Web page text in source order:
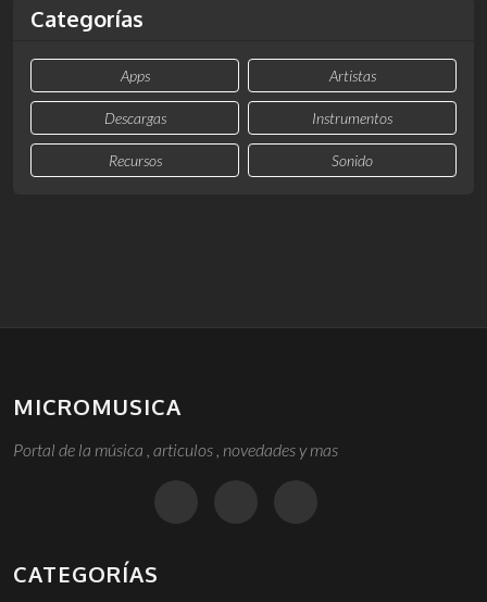
Categorías
Apps Artistas
Descargas Instrumentos
Recursos Sonido
MICROMUSICA
Portal de la música , articulos , novedades y mas
CATEGORÍAS